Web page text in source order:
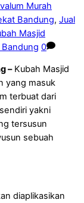
Murah
Bandung, Jual
Masjid
0
–Kubah Masjid
yang masuk
terbuat dari
sendiri yakni
tersusun
sebuah
diaplikasikan